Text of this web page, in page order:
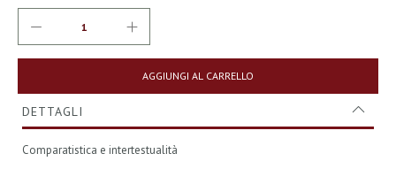
AGGIUNGI AL CARRELLO
DETTAGLI
Comparatistica e intertestualità